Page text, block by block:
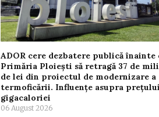
ADOR cere dezbatere publică înainte
Primăria Ploiești să retragă 37 de
de lei din proiectul de modernizare a
termoficării. Influențe asupra prețului
gigacaloriei
06 August 2026